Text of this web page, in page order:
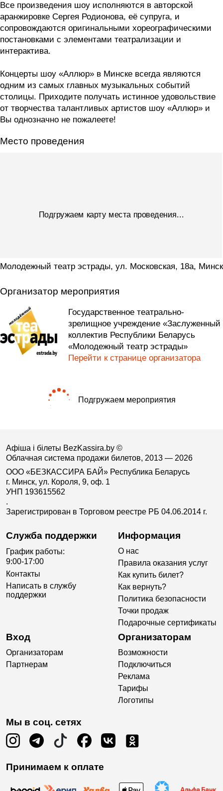
Все произведения шоу исполняются в авторской
аранжировке Сергея Родионова, её супруга, и
сопровождаются оригинальными хореографическими
постановками с элементами театрализации и
интерактива.
Концерты шоу «Аллюр» в Минске всегда являются
одним из самых главных музыкальных событий
столицы. Приходите получать истинное удовольствие
от творчества талантливых артистов шоу «Аллюр» и
Вы однозначно не пожалеете!
Место проведения
Молодежный театр эстрады, ул. Московская, 18а, Минск
Организатор мероприятия
Государственное театрально-
зрелищное учреждение «Заслуженный
коллектив Республики Беларусь
«Молодежный театр эстрады»
Перейти к странице организатора
Подгружаем мероприятия
Афіша і білеты BezKassira.by ©
Облачная система продажи билетов, 2013 — 2026
ООО «БЕЗКАССИРА БАЙ» Республика Беларусь
г. Минск, ул. Короля, 9, оф. 1
УНП 193615562
.
Зарегистрирован в Торговом реестре РБ 04.06.2014 г.
Служба поддержки
График работы:
9:00-17:00
Контакты
Написать в службу
поддержки
Информация
О нас
Правила оказания услуг
Как купить билет?
Как вернуть?
Политика безопасности
Точки продаж
Подарочные сертификаты
Вход
Организаторам
Партнерам
Организаторам
Возможности
Подключиться
Реклама
Тарифы
Логотипы
Мы в соц. сетях
Принимаем к оплате